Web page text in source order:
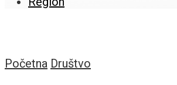
Početna Društvo